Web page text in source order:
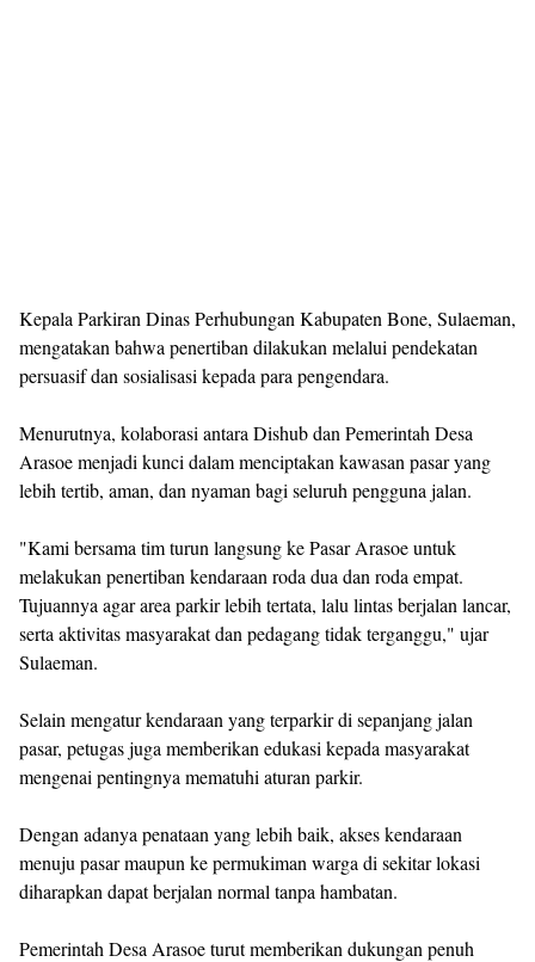
Kepala Parkiran Dinas Perhubungan Kabupaten Bone, Sulaeman,
mengatakan bahwa penertiban dilakukan melalui pendekatan
persuasif dan sosialisasi kepada para pengendara.
Menurutnya, kolaborasi antara Dishub dan Pemerintah Desa
Arasoe menjadi kunci dalam menciptakan kawasan pasar yang
lebih tertib, aman, dan nyaman bagi seluruh pengguna jalan.
"Kami bersama tim turun langsung ke Pasar Arasoe untuk
melakukan penertiban kendaraan roda dua dan roda empat.
Tujuannya agar area parkir lebih tertata, lalu lintas berjalan lancar,
serta aktivitas masyarakat dan pedagang tidak terganggu," ujar
Sulaeman.
Selain mengatur kendaraan yang terparkir di sepanjang jalan
pasar, petugas juga memberikan edukasi kepada masyarakat
mengenai pentingnya mematuhi aturan parkir.
Dengan adanya penataan yang lebih baik, akses kendaraan
menuju pasar maupun ke permukiman warga di sekitar lokasi
diharapkan dapat berjalan normal tanpa hambatan.
Pemerintah Desa Arasoe turut memberikan dukungan penuh